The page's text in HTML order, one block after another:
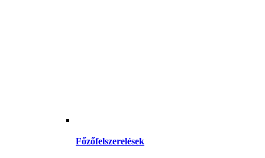
Főzőfelszerelések